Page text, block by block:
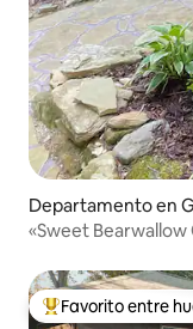
Departamento en
«Sweet
De los mejores en
Favorito entre